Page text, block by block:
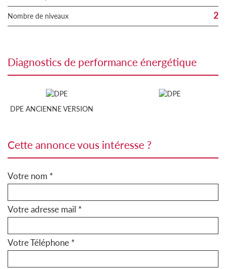
Nombre de niveaux 2
diagnostics de performance énergétique
DPE ANCIENNE VERSION
cette annonce vous intéresse ?
Votre nom *
Votre adresse mail *
Votre Téléphone *